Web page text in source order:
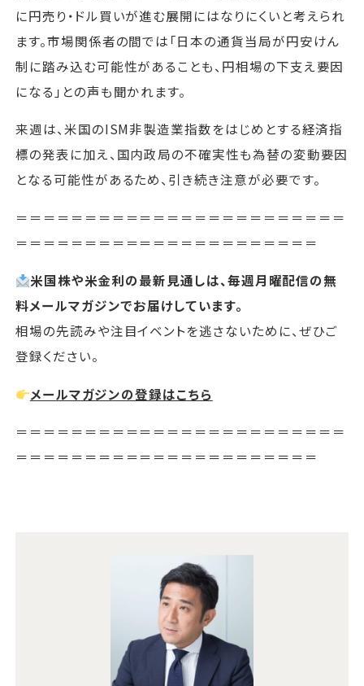
に円売り・ドル買いが進む展開にはなりにくいと考えられ
ます。市場関係者の間では「日本の通貨当局が円安けん
制に踏み込む可能性があることも、円相場の下支え要因
になる」との声も聞かれます。
来週は、米国のISM非製造業指数をはじめとする経済指
標の発表に加え、国内政局の不確実性も為替の変動要因
となる可能性があるため、引き続き注意が必要です。
＝＝＝＝＝＝＝＝＝＝＝＝＝＝＝＝＝＝＝＝＝＝＝＝
＝＝＝＝＝＝＝＝＝＝＝＝＝＝＝＝＝＝＝＝＝＝
米国株や米金利の最新見通しは、毎週月曜配信の無
料メールマガジンでお届けしています。
相場の先読みや注目イベントを逃さないために、ぜひご
登録ください。
メールマガジンの登録はこちら
＝＝＝＝＝＝＝＝＝＝＝＝＝＝＝＝＝＝＝＝＝＝＝＝
＝＝＝＝＝＝＝＝＝＝＝＝＝＝＝＝＝＝＝＝＝＝